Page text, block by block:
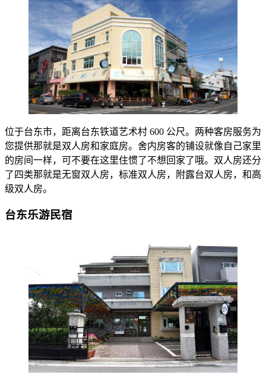
位于台东市，距离台东铁道艺术村 600 公尺。两种客房服务为
您提供那就是双人房和家庭房。舍内房客的铺设就像自己家里
的房间一样，可不要在这里住惯了不想回家了哦。双人房还分
了四类那就是无窗双人房，标准双人房，附露台双人房，和高
级双人房。
台东乐游民宿